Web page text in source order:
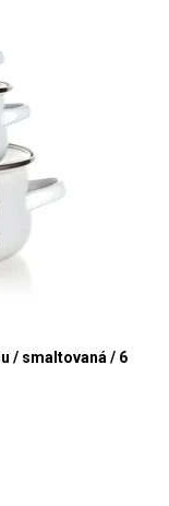
/ smaltovaná / 6